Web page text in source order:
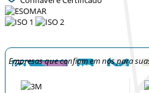
Empresas que confiam em nós para